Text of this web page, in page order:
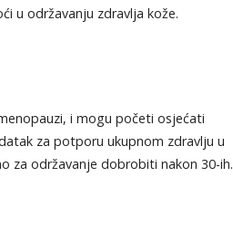
u održavanju zdravlja kože.
i mogu početi osjećati
za potporu ukupnom zdravlju u
za održavanje dobrobiti nakon 30-ih.